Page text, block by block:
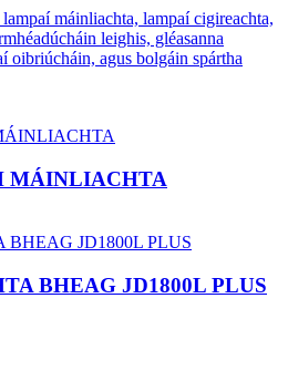
máinliachta, lampaí cigireachta,
leighis, gléasanna
oibriúcháin, agus bolgáin spártha
MÁINLIACHTA
BHEAG JD1800L PLUS